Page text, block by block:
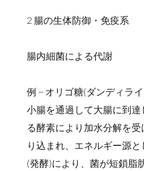
2 腸の生体防御・免疫系
腸内細菌による代謝
例 ~ オリゴ糖(ダンディラ
小腸を通過して大腸に到
る酵素により加水分解を
り込まれ、エネルギー源
(発酵)により、菌が短鎖脂